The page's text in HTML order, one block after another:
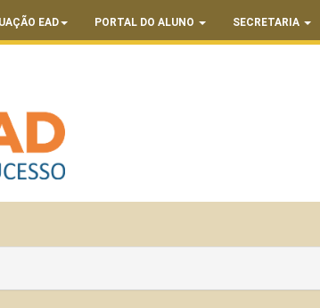
EAD PORTAL DO ALUNO SECRETARIA